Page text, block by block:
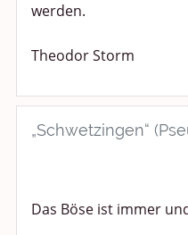
werden.
Theodor Storm
„Schwetzingen“
Das Böse ist immer